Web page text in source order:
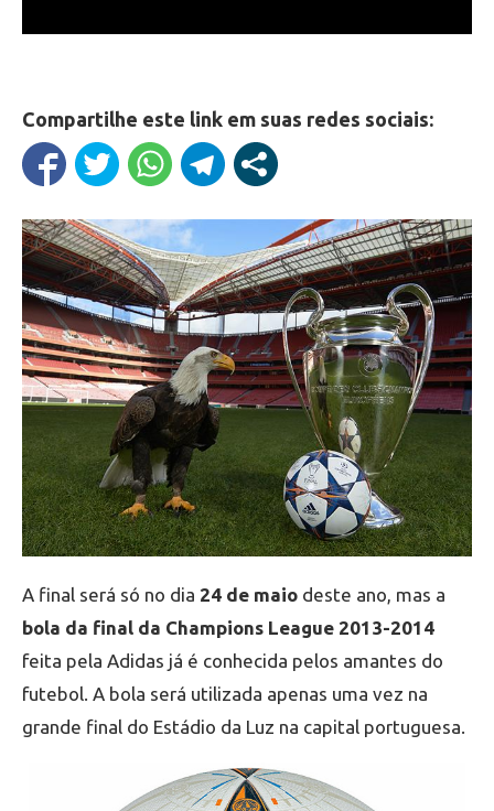
Compartilhe este link em suas redes sociais:
A final será só no dia 24 de maio deste ano, mas a
bola da final da Champions League 2013-2014
feita pela Adidas já é conhecida pelos amantes do
futebol. A bola será utilizada apenas uma vez na
grande final do Estádio da Luz na capital portuguesa.